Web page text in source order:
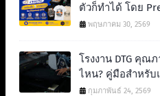
ตัวก็ทำได้ โดย
พฤษภาคม 30, 2569
โรงงาน DTG คุณ
ไหน? คู่มือสำหรับ
กุมภาพันธ์ 24, 2569